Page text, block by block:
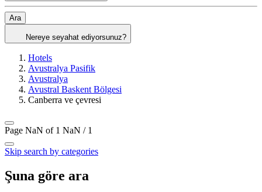
Ara
Nereye seyahat ediyorsunuz?
Hotels
Avustralya Pasifik
Avustralya
Avustral Baskent Bölgesi
Canberra ve çevresi
Page NaN of 1 NaN / 1
Skip search by categories
Şuna göre ara